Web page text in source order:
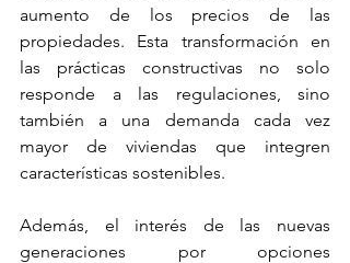
aumento de los precios de las
propiedades. Esta transformación en
las prácticas constructivas no solo
responde a las regulaciones, sino
también a una demanda cada vez
mayor de viviendas que integren
características sostenibles.
Además, el interés de las nuevas
generaciones por opciones